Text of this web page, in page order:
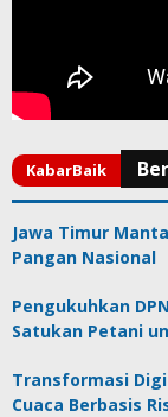
Jawa Timur
Pangan Nasional
Pengukuhkan
Satukan Petani
Transformasi
Cuaca Berbasis